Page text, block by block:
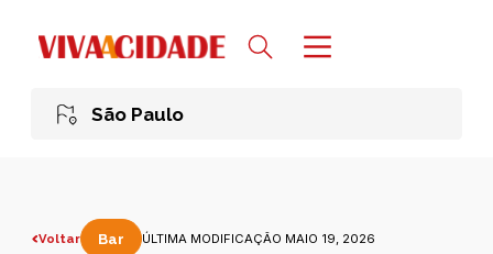
São Paulo
Voltar Bar ÚLTIMA MODIFICAÇÃO MAIO 19, 2026